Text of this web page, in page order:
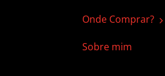
Onde Comprar?
Sobre mim